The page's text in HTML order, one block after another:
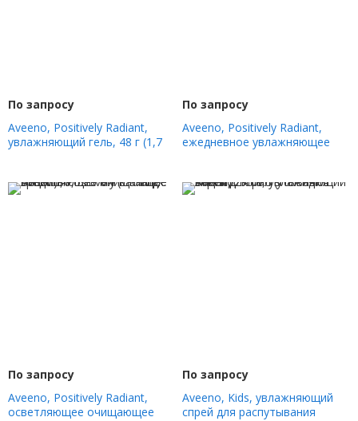
По запросу
Aveeno, Positively Radiant,
увлажняющий гель, 48 г (1,7
По запросу
Aveeno, Positively Radiant,
ежедневное увлажняющее
По запросу
Aveeno, Positively Radiant,
осветляющее очищающее
По запросу
Aveeno, Kids, увлажняющий
спрей для распутывания